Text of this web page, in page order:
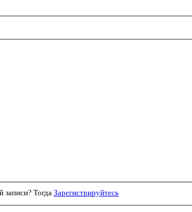
записи? Тогда Зарегистрируйтесь